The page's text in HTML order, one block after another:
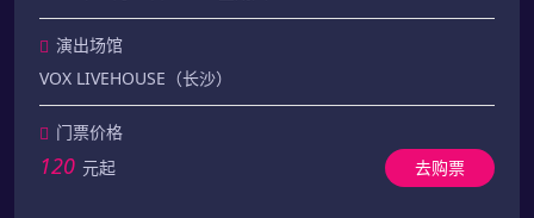
演出场馆
VOX LIVEHOUSE（长沙）
门票价格
120 元起 去购票